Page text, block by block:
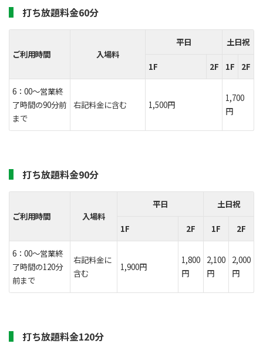
打ち放題料金60分
ご利用時間 入場料
平日 土日祝
1F 2F 1F 2F
6：00～営業終
了時間の90分前
まで
右記料金に含む 1,500円
1,700
円
打ち放題料金90分
ご利用時間 入場料
平日 土日祝
1F 2F 1F 2F
6：00～営業終
了時間の120分
前まで
右記料金に
含む
1,900円
1,800
円
2,100
円
2,000
円
打ち放題料金120分